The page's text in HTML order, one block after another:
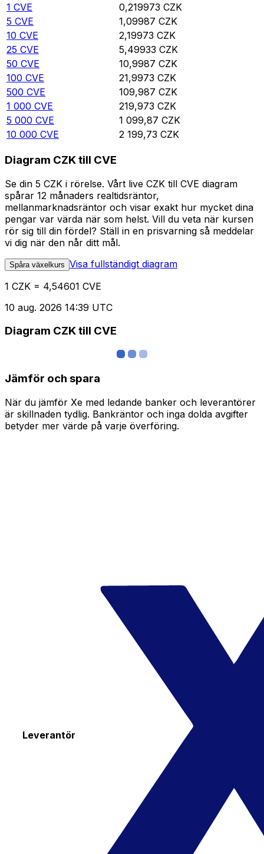
1 CVE 0,219973 CZK
5 CVE 1,09987 CZK
10 CVE 2,19973 CZK
25 CVE 5,49933 CZK
50 CVE 10,9987 CZK
100 CVE 21,9973 CZK
500 CVE 109,987 CZK
1 000 CVE 219,973 CZK
5 000 CVE 1 099,87 CZK
10 000 CVE 2 199,73 CZK
Diagram CZK till CVE
Se din 5 CZK i rörelse. Vårt live CZK till CVE diagram
spårar 12 månaders realtidsräntor,
mellanmarknadsräntor och visar exakt hur mycket dina
pengar var värda när som helst. Vill du veta när kursen
rör sig till din fördel? Ställ in en prisvarning så meddelar
vi dig när den når ditt mål.
Spåra växelkurs Visa fullständigt diagram
1 CZK = 4,54601 CVE
10 aug. 2026 14:39 UTC
Diagram CZK till CVE
Jämför och spara
När du jämför Xe med ledande banker och leverantörer
är skillnaden tydlig. Bankräntor och inga dolda avgifter
betyder mer värde på varje överföring.
Leverantör